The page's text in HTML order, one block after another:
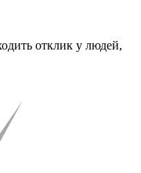
отклик у людей,